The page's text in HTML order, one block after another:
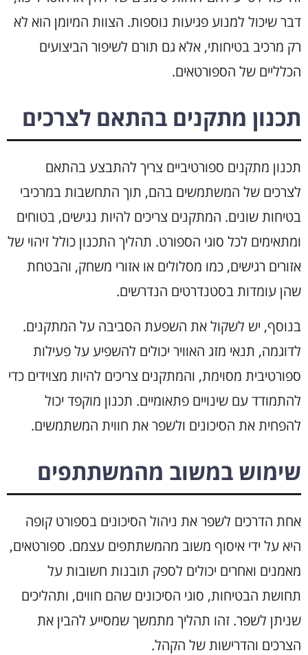
דבר שיכול למנוע פגיעות נוספות. הצוות המיומן הוא לא
רק מרכיב בטיחותי, אלא גם תורם לשיפור הביצועים
הכלליים של הספורטאים.
תכנון מתקנים בהתאם לצרכים
תכנון מתקנים ספורטיביים צריך להתבצע בהתאם
לצרכים של המשתמשים בהם, תוך התחשבות במרכיבי
בטיחות שונים. המתקנים צריכים להיות נגישים, בטוחים
ומתאימים לכל סוגי הספורט. תהליך התכנון כולל זיהוי של
אזורים רגישים, כמו מסלולים או אזורי משחק, והבטחת
שהן עומדות בסטנדרטים הנדרשים.
בנוסף, יש לשקול את השפעת הסביבה על המתקנים.
לדוגמה, תנאי מזג האוויר יכולים להשפיע על פעילות
ספורטיבית מסוימת, והמתקנים צריכים להיות מצוידים כדי
להתמודד עם שינויים פתאומיים. תכנון מוקפד יכול
להפחית את הסיכונים ולשפר את חווית המשתמשים.
שימוש במשוב מהמשתתפים
אחת הדרכים לשפר את ניהול הסיכונים בספורט קופה
היא על ידי איסוף משוב מהמשתתפים עצמם. ספורטאים,
מאמנים ואחרים יכולים לספק תובנות חשובות על
תחושת הבטיחות, סוגי הסיכונים שהם חווים, ותהליכים
שניתן לשפר. זהו תהליך מתמשך שמסייע להבין את
הצרכים והדרישות של הקהל.